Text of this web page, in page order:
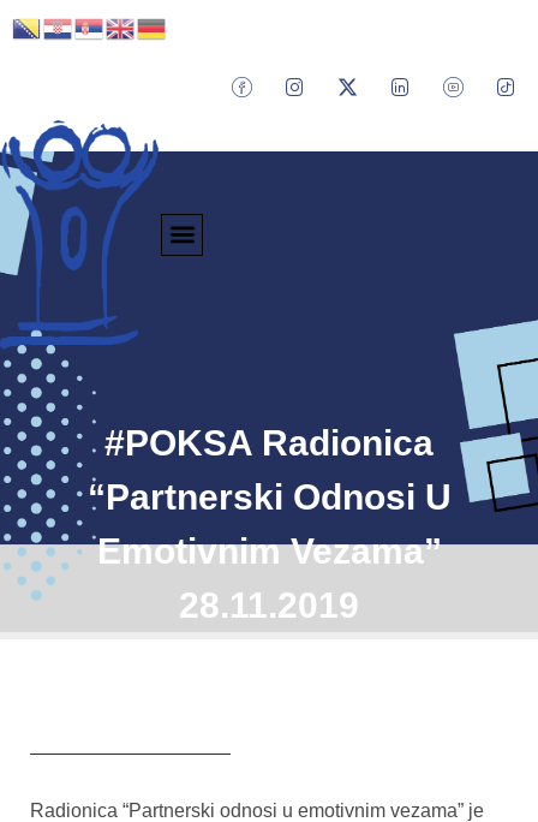
#POKSA Radionica
“Partnerski Odnosi U
Emotivnim Vezama”
28.11.2019
Radionica “Partnerski odnosi u emotivnim vezama” je